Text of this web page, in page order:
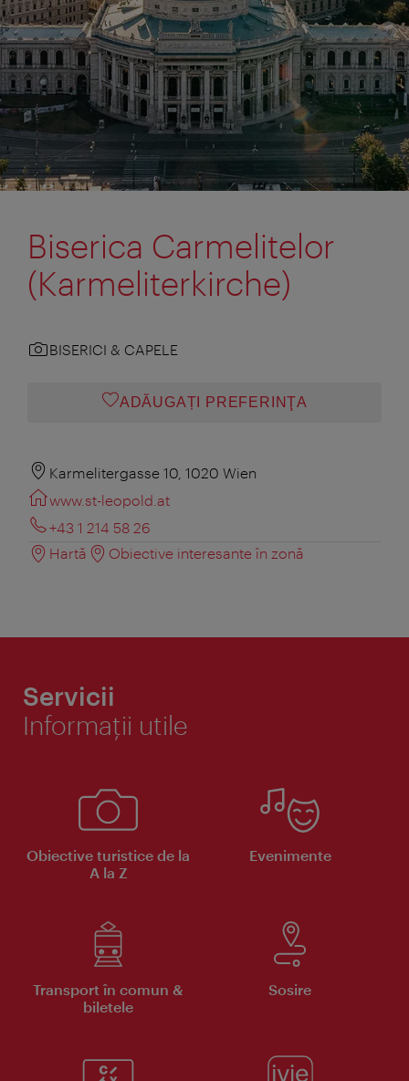
Biserica Carmelitelor
(Karmeliterkirche)
BISERICI & CAPELE
ADĂUGAȚI PREFERINŢA
Karmelitergasse 10, 1020 Wien
www.st-leopold.at
+43 1 214 58 26‎
Hartă
Obiective interesante în zonă
Servicii
Informaţii utile
Obiective turistice de la
A la Z
Evenimente
Transport în comun &
biletele
Sosire